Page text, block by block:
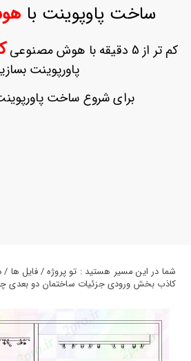
حساب
ثبت
بازیابی
ساخت پاوپوینت با
کم تر از 5 دقیقه با هوش مصنوعی
پاورپوینت
برای شروع ساخت
شما در این مسیر هستید : تو پروژه / فایل ها
کاذب بخش ورودی جزئیات ساختمان دو بعدی